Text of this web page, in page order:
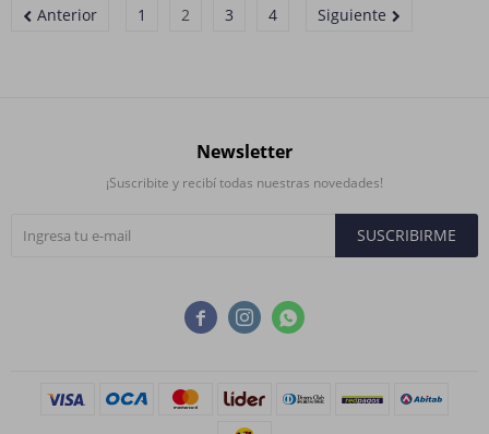
Anterior 1 2 3 4 Siguiente
  
Newsletter
¡Suscribite y recibí todas nuestras novedades!
SUSCRIBIRME